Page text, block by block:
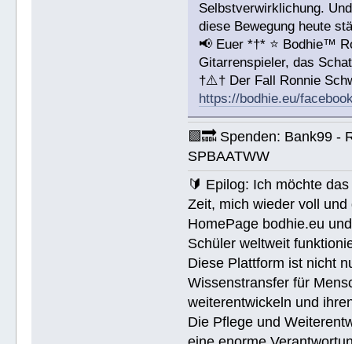
Selbstverwirklichung.
diese Bewegung heute
📢 Euer *†* ⭐️ Bodhie™
Gitarrenspieler, das
†⚠️† Der Fall Ronnie
https://bodhie.eu/
🟪🔜 Spenden: Bank99 -
SPBAATWW
🔰 Epilog: Ich möchte
Zeit, mich wieder voll
HomePage bodhie.eu
Schüler weltweit
Diese Plattform ist nicht
Wissenstransfer für
weiterentwickeln und
Die Pflege und